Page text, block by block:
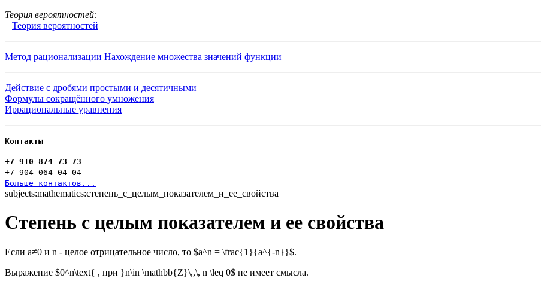
Теория вероятностей:
Теория вероятностей
Метод рационализации Нахождение множества значений функции
Действие с дробями простыми и десятичными
Формулы сокращённого умножения
Иррациональные уравнения
Контакты
+7 910 874 73 73
+7 904 064 04 04
Больше контактов...
subjects:mathematics:степень_с_целым_показателем_и_ее_свойства
Степень с целым показателем и ее свойства
Если a≠0 и n - целое отрицательное число, то $a^n = \frac{1}{a^{-n}}$.
Выражение $0^n\text{ , при }n\in \mathbb{Z}\,,\, n \leq 0$ не имеет смысла.